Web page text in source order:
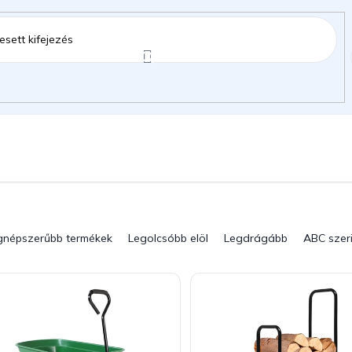
termékek Legolcsóbb elöl Legdrágább ABC